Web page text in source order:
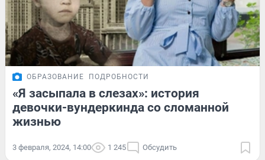
ОБРАЗОВАНИЕ ПОДРОБНОСТИ
«Я засыпала в слезах»: история
девочки-вундеркинда со сломанной
жизнью
3 февраля, 2024, 14:00 1 245 Обсудить